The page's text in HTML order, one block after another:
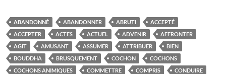
ABANDONNÉ ABANDONNER ABRUTI
ACCEPTÉ
ACCEPTER
ACTES ACTUEL ADVENIR
AFFRONTER
AGIT
AMUSANT ASSUMER ATTRIBUER
BIEN
BOUDDHA
BRUSQUEMENT COCHON
COCHONS
COCHONS ANIMIQUES
COMMETTRE COMPRIS
CONDUIRE